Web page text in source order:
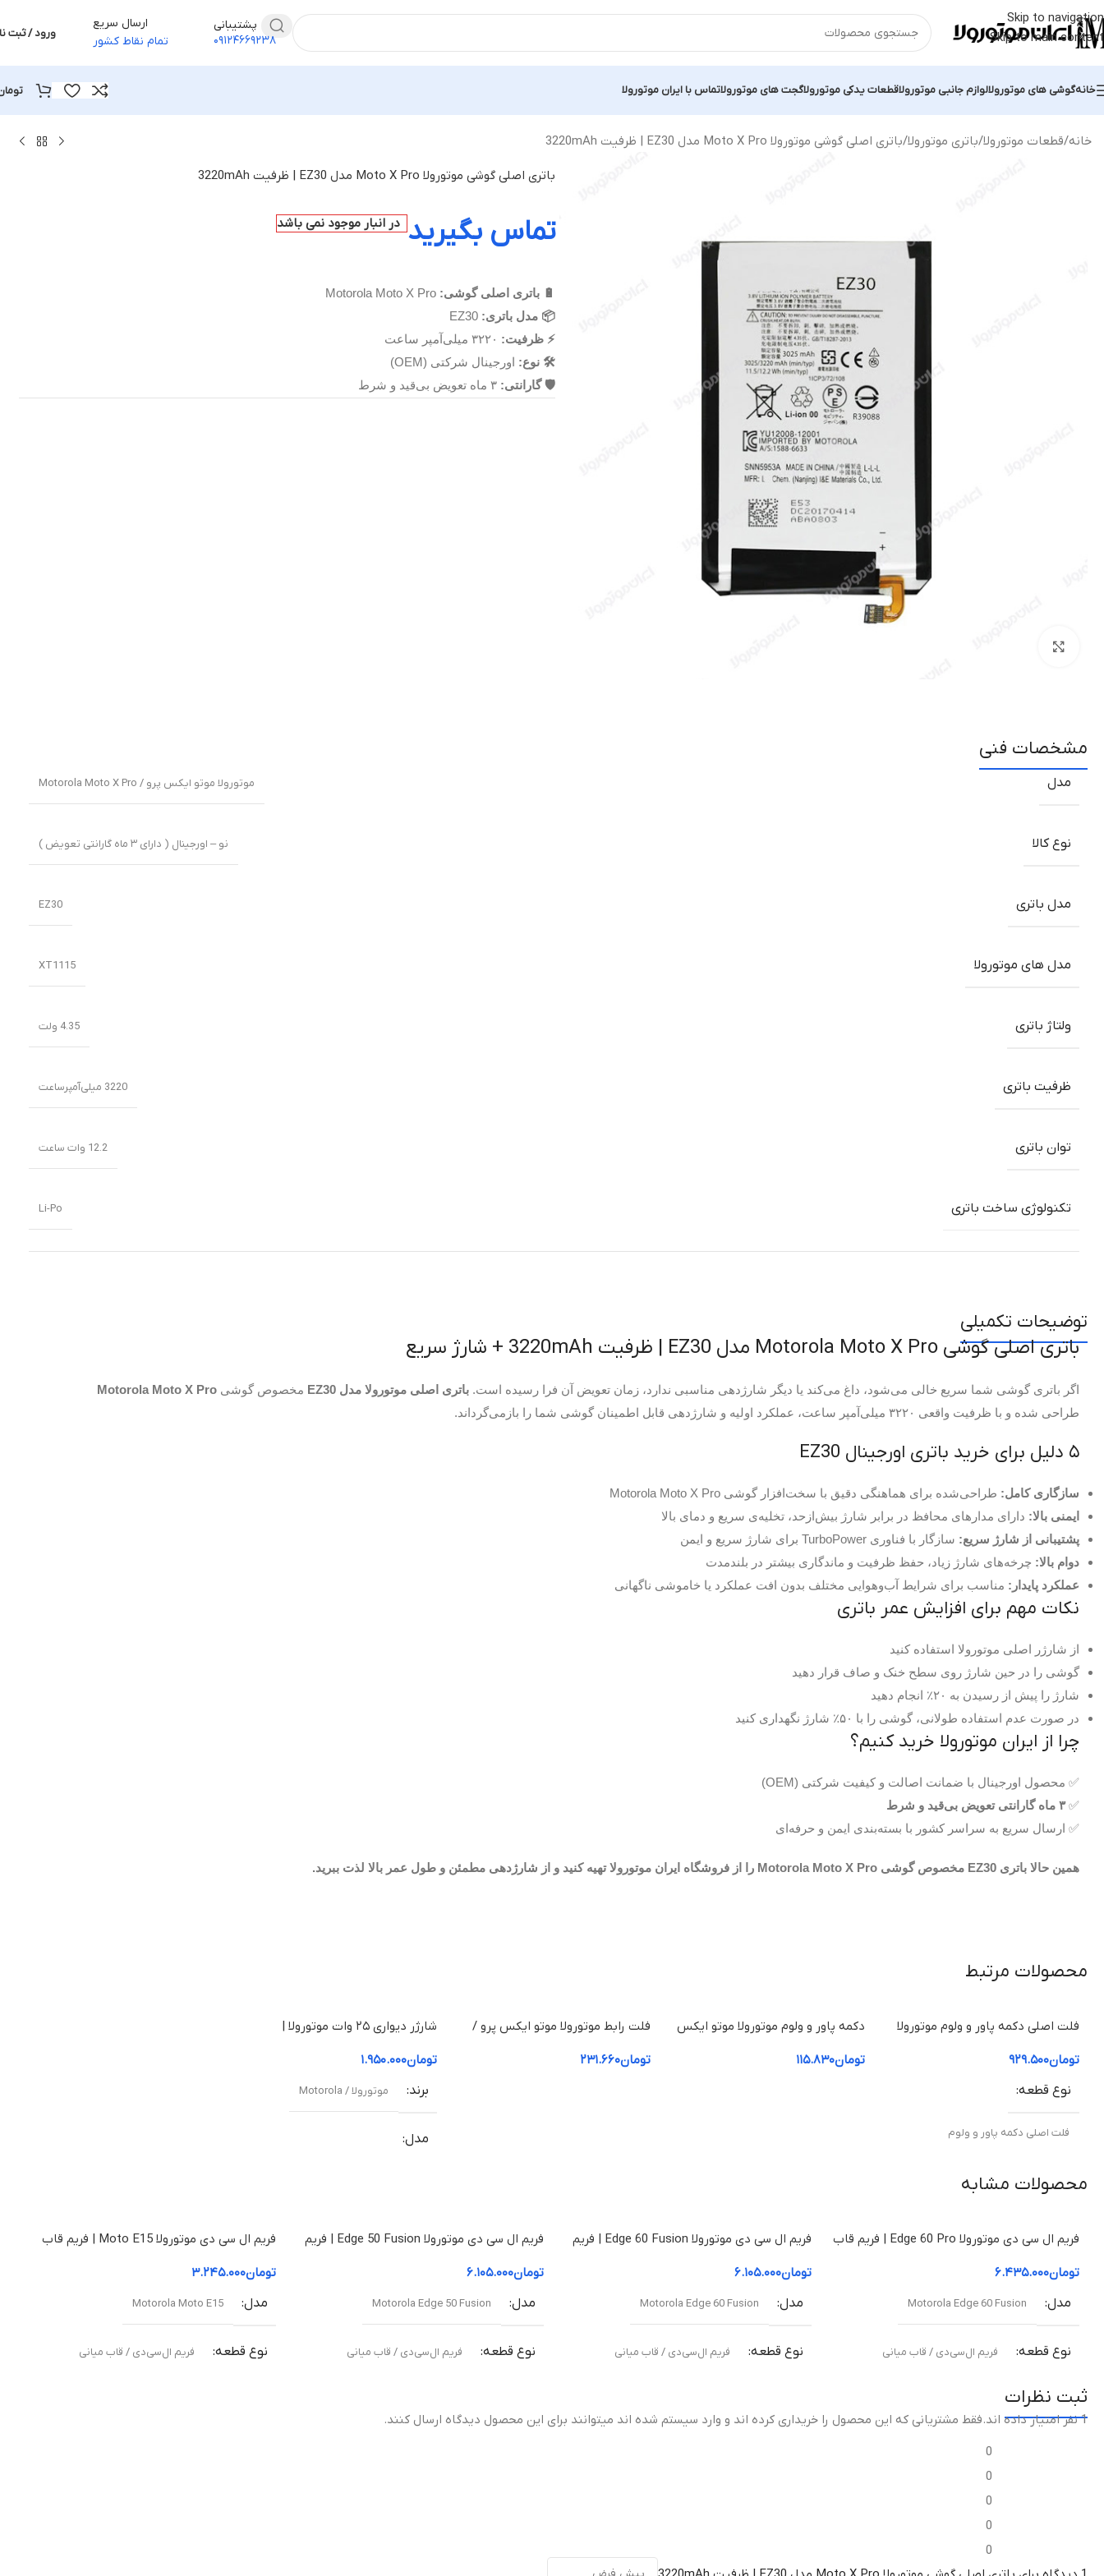
Skip to navigation
Skip to main content
پشتیبانی
۰۹۱۲۴۶۶۹۲۳۸
ارسال سریع
تمام نقاط کشور
ورود / ثبت
خانهگوشی های موتورولالوازم جانبی موتورولاقطعات یدکی موتورولاگجت های موتورولاتماس با ایران موتورولا
خانه قطعات موتورولا باتری موتورولا باتری اصلی گوشی موتورولا Moto X Pro مدل EZ30 | ظرفیت 3220mAh
باتری اصلی گوشی موتورولا Moto X Pro مدل EZ30 | ظرفیت 3220mAh
تماس بگیرید در انبار موجود نمی باشد
🔋 باتری اصلی گوشی:
📦 مدل باتری:
⚡ ظرفیت:
🛠 نوع: اورجینال شرکتی (OEM)
🛡 گارانتی:
مشخصات فنی
مدل موتورولا موتو ایکس پرو / Motorola Moto X Pro
نوع کالا نو – اورجینال ( دارای ۳ ماه گارانتی تعویض )
مدل باتری EZ30
مدل های موتورولا XT1115
ولتاژ باتری 4.35 ولت
ظرفیت باتری 3220 میلی‌‌‌آمپرساعت
توان باتری 12.2 وات ساعت
تکنولوژی ساخت باتری Li-Po
توضیحات تکمیلی
باتری اصلی گوشی Motorola Moto X Pro مدل EZ30 | ظرفیت 3220mAh + شارژ سریع
اگر باتری گوشی شما سریع خالی می‌شود، داغ می‌کند یا دیگر شارژدهی مناسبی ندارد، زمان تعویض آن فرا رسیده است. باتری اصلی موتورولا مدل EZ30 مخصوص گوشی Motorola Moto X Pro
طراحی شده و با ظرفیت واقعی ۳۲۲۰ میلی‌آمپر ساعت، عملکرد اولیه و شارژدهی قابل اطمینان گوشی شما را بازمی‌گرداند.
۵ دلیل برای خرید باتری اورجینال EZ30
سازگاری کامل: طراحی‌شده برای هماهنگی دقیق با سخت‌افزار گوشی Motorola Moto X Pro
ایمنی بالا: دارای مدارهای محافظ در برابر شارژ بیش‌ازحد، تخلیه‌ی سریع و دمای بالا
پشتیبانی از شارژ سریع: سازگار با فناوری TurboPower برای شارژ سریع و ایمن
دوام بالا: چرخه‌های شارژ زیاد، حفظ ظرفیت و ماندگاری بیشتر در بلندمدت
عملکرد پایدار: مناسب برای شرایط آب‌وهوایی مختلف بدون افت عملکرد یا خاموشی ناگهانی
نکات مهم برای افزایش عمر باتری
از شارژر اصلی موتورولا استفاده کنید
گوشی را در حین شارژ روی سطح خنک و صاف قرار دهید
شارژ را پیش از رسیدن به ۲۰٪ انجام دهید
در صورت عدم استفاده طولانی، گوشی را با ۵۰٪ شارژ نگهداری کنید
چرا از ایران موتورولا خرید کنیم؟
✅ محصول اورجینال با ضمانت اصالت و کیفیت شرکتی (OEM)
✅۳ ماه گارانتی تعویض بی‌قید و شرط
✅ ارسال سریع به سراسر کشور با بسته‌بندی ایمن و حرفه‌ای
همین حالا باتری EZ30 مخصوص گوشی Motorola Moto X Pro را از فروشگاه ایران موتورولا تهیه کنید و از شارژدهی مطمئن و طول عمر بالا لذت ببرید.
محصولات مرتبط
فلت اصلی دکمه پاور و ولوم موتورولا
تومان۹۲۹.۵۰۰
نوع قطعه
فلت اصلی دکمه پاور و ولوم
مناسب برای
کیفیت ساخت
دکمه پاور و ولوم موتورولا موتو ایکس
تومان۱۱۵.۸۳۰
فلت رابط موتورولا موتو ایکس پرو /
تومان۲۳۱.۶۶۰
شارژر دیواری ۲۵ وات موتورولا |
تومان۱.۹۵۰.۰۰۰
برند
موتورولا / Motorola
مدل
توان خروجی ۲۵ وات
Charge)
محصولات مشابه
فریم ال سی دی موتورولا Edge 60 Pro | فریم قاب
تومان۶.۴۳۵.۰۰۰
مدل
Motorola Edge 60 Fusion
نوع قطعه فریم ال‌سی‌دی / قاب میانی
مناسب برای
اورجینال (Original Equipment Manufacturer –
فریم ال سی دی موتورولا Edge 60 Fusion | فریم
تومان۶.۱۰۵.۰۰۰
مدل
Motorola Edge 60 Fusion
نوع قطعه فریم ال‌سی‌دی / قاب میانی
فریم ال سی دی موتورولا Edge 50 Fusion | فریم
تومان۶.۱۰۵.۰۰۰
مدل
Motorola Edge 50 Fusion
نوع قطعه فریم ال‌سی‌دی / قاب میانی
فریم ال سی دی موتورولا Moto E15 | فریم قاب
تومان۳.۲۴۵.۰۰۰
مدل
Motorola Moto E15
نوع قطعه فریم ال‌سی‌دی / قاب میانی
ثبت نظرات
1 نفر امتیاز داده اند
0
0
0
0
0
.فقط مشتریانی که این محصول را خریداری کرده اند و وارد سیستم شده اند میتوانند برای این محصول دیدگاه ارسال کنند.